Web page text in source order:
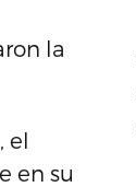
la
el
en su